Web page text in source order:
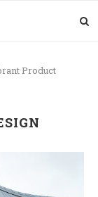
Product